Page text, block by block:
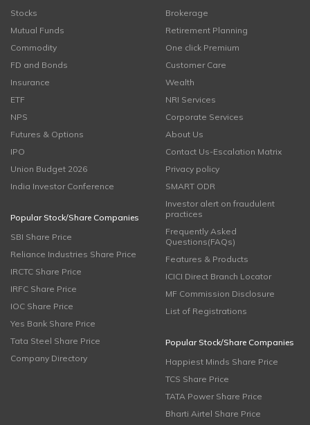
Stocks
Mutual Funds
Commodity
FD and Bonds
Insurance
ETF
NPS
Futures & Options
IPO
Union Budget 2026
India Investor Conference
Popular Stock/Share Companies
SBI Share Price
Reliance Industries Share Price
IRCTC Share Price
IRFC Share Price
IOC Share Price
Yes Bank Share Price
Tata Steel Share Price
Company Directory
Brokerage
Retirement Planning
One click Premium
Customer Care
Wealth
NRI Services
Corporate Services
About Us
Contact Us-Escalation Matrix
Privacy policy
SMART ODR
Investor alert on fraudulent
practices
Frequently Asked
Questions(FAQs)
Features & Products
ICICI Direct Branch Locator
MF Commission Disclosure
List of Registrations
Popular Stock/Share Companies
Happiest Minds Share Price
TCS Share Price
TATA Power Share Price
Bharti Airtel Share Price